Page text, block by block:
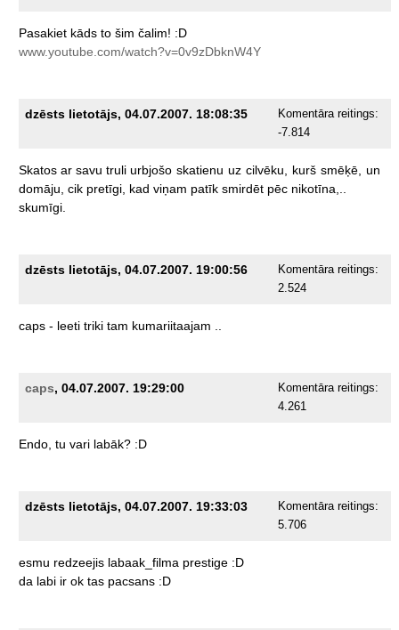
Pasakiet kāds to šim čalim! :D
www.youtube.com/watch?v=0v9zDbknW4Y
dzēsts lietotājs, 04.07.2007. 18:08:35
Komentāra reitings:
-7.814
Skatos ar savu truli urbjošo skatienu uz cilvēku, kurš smēķē, un
domāju, cik pretīgi, kad viņam patīk smirdēt pēc nikotīna,..
skumīgi.
dzēsts lietotājs, 04.07.2007. 19:00:56
Komentāra reitings:
2.524
caps - leeti triki tam kumariitaajam
caps, 04.07.2007. 19:29:00
Komentāra reitings:
4.261
Endo, tu vari labāk? :D
dzēsts lietotājs, 04.07.2007. 19:33:03
Komentāra reitings:
5.706
esmu redzeejis labaak_filma prestige :D
da labi ir ok tas pacsans :D